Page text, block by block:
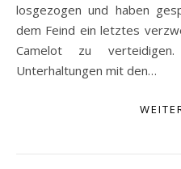
losgezogen und haben
dem Feind ein letztes
Camelot zu
Unterhaltungen mit den…